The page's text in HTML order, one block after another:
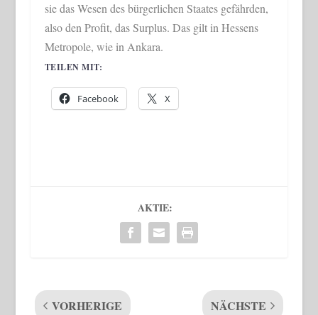
sie das Wesen des bürgerlichen Staates gefährden,
also den Profit, das Surplus. Das gilt in Hessens
Metropole, wie in Ankara.
TEILEN MIT:
Facebook X
AKTIE:
VORHERIGE NÄCHSTE